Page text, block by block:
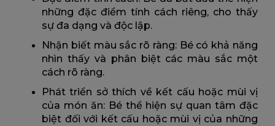
những đặc điểm tính cách riêng, cho thấy
sự đa dạng và độc lập.
Nhận biết màu sắc rõ ràng: Bé có khả năng
nhìn thấy và phân biệt các màu sắc một
cách rõ ràng.
Phát triển sở thích về kết cấu hoặc mùi vị
của món ăn: Bé thể hiện sự quan tâm đặc
biệt đối với kết cấu hoặc mùi vị của những